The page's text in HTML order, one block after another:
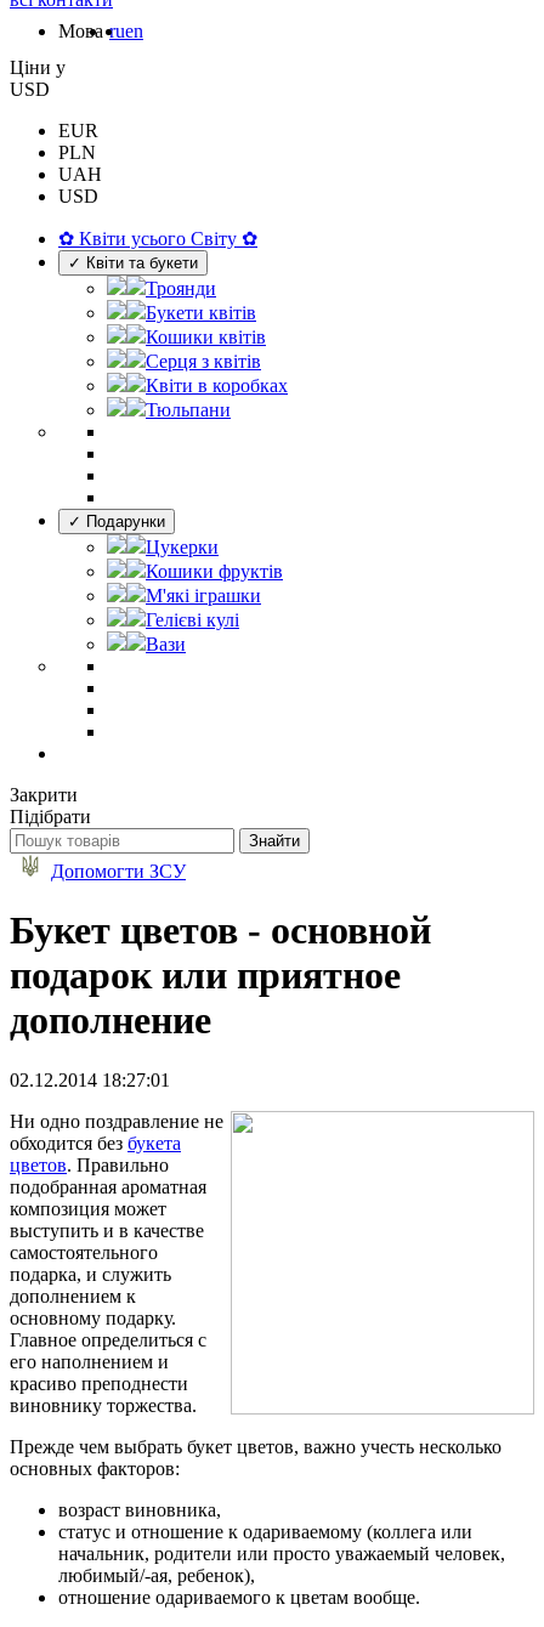
Мова ruen
Цiни у
USD
EUR
PLN
UAH
USD
✿ Квіти усього Світу ✿
✓ Квіти та букети
Троянди
Букети квітів
Кошики квітів
Серця з квітів
Квіти в коробках
Тюльпани
✓ Подарунки
Цукерки
Кошики фруктів
М'які іграшки
Гелієві кулі
Вази
Закрити
Підібрати
Допомогти ЗСУ
Букет цветов - основной
подарок или приятное
дополнение
02.12.2014 18:27:01
Ни одно поздравление не
обходится без букета
цветов. Правильно
подобранная ароматная
композиция может
выступить и в качестве
самостоятельного
подарка, и служить
дополнением к
основному подарку.
Главное определиться с
его наполнением и
красиво преподнести
виновнику торжества.
Прежде чем выбрать букет цветов, важно учесть несколько
основных факторов:
возраст виновника,
статус и отношение к одариваемому (коллега или
начальник, родители или просто уважаемый человек,
любимый/-ая, ребенок),
отношение одариваемого к цветам вообще.